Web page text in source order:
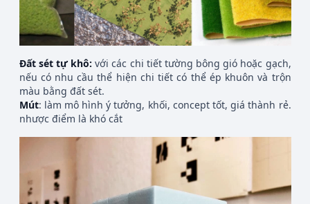
Đất sét tự khô: với các chi tiết tường bông gió hoặc gạch,
nếu có nhu cầu thể hiện chi tiết có thể ép khuôn và trộn
màu bằng đất sét.
Mút: làm mô hình ý tưởng, khối, concept tốt, giá thành rẻ.
nhược điểm là khó cắt